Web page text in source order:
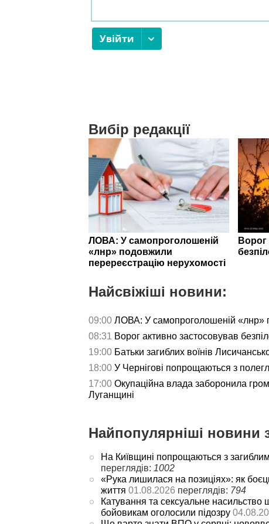
Вибір редакції
ЛОВА: У самопроголошеній
«лнр» подовжили
перереєстрацію нерухомості
Ворог
Найсвіжіші новини:
09:00 ЛОВА: У самопроголошеній «лнр»
08:31 Ворог активно застосовував
19:00 Батьки загиблих воїнів
18:00 У Чернігові попрощаються з
17:00 Окупаційна влада заборонила
Луганщині
Найпопулярніші новини
На Київщині попрощаються з
переглядів: 1002
«Рука лишилася на позиціях»: як
життя 01.08.2026 переглядів: 794
Катування та сексуальне
бойовикам оголосили підозру